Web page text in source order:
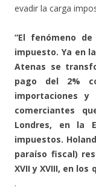
evadir la carga
“El fenómeno
impuesto. Ya en
Atenas se
pago del 2%
importaciones y
comerciantes
Londres, en la
impuestos.
paraíso fiscal)
XVII y XVIII, en
.